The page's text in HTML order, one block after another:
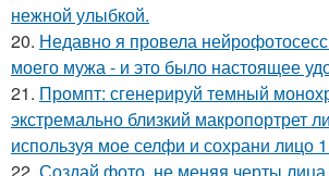
нежной улыбкой.
20. Недавно я провела
моего мужа - и это было настоящее
21. Промпт: сгенерируй темный
экстремально близкий макропортрет
используя мое селфи и сохрани лицо